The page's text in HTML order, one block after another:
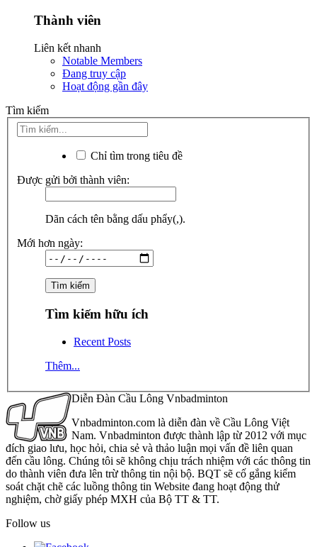
Thành viên
Liên kết nhanh
Notable Members
Đang truy cập
Hoạt động gần đây
Tìm kiếm
Chỉ tìm trong tiêu đề
Được gửi bởi thành viên:
Dãn cách tên bằng dấu phẩy(,).
Mới hơn ngày:
Tìm kiếm hữu ích
Recent Posts
Thêm...
Diễn Đàn Cầu Lông Vnbadminton
Vnbadminton.com là diễn đàn về Cầu Lông Việt
Nam. Vnbadminton được thành lập từ 2012 với mục
đích giao lưu, học hỏi, chia sẻ và thảo luận mọi vấn đề liên quan
đến cầu lông. Chúng tôi sẽ không chịu trách nhiệm với các thông tin
do thành viên đưa lên trừ thông tin nội bộ. BQT sẽ cố gắng kiểm
soát chặt chẽ các luồng thông tin Website đang hoạt động thử
nghiệm, chờ giấy phép MXH của Bộ TT & TT.
Follow us